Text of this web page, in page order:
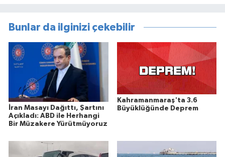
Bunlar da ilginizi çekebilir
İran Masayı Dağıttı, Şartını
Açıkladı: ABD ile Herhangi
Bir Müzakere Yürütmüyoruz
Kahramanmaraş'ta 3.6
Büyüklüğünde Deprem